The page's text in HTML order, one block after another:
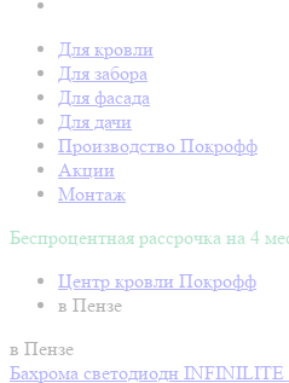
Для кровли
Для забора
Для фасада
Для дачи
Производство Покрофф
Акции
Монтаж
Беспроцентная рассрочка на 4
Центр кровли Покрофф
в Пензе
в Пензе
Бахрома светодиодн INFINILITE